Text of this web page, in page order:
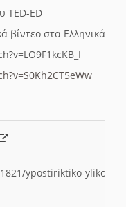
TED-ED
βίντεο στα Ελληνικά:
ypostiriktiko-yliko/